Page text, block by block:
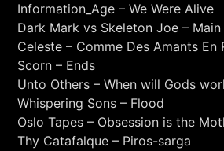
Information_Age – We Were Alive
Dark Mark vs Skeleton Joe – Main
Celeste – Comme Des Amants En
Scorn – Ends
Unto Others – When will Gods
Whispering Sons – Flood
Oslo Tapes – Obsession is the
Thy Catafalque – Piros-sarga